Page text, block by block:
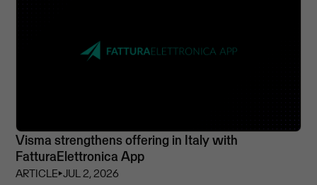
Visma strengthens offering in Italy with
FatturaElettronica App
ARTICLE⏵JUL 2, 2026